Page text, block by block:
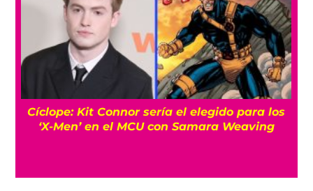
Cíclope: Kit Connor sería el elegido para los
‘X-Men’ en el MCU con Samara Weaving